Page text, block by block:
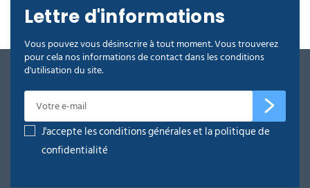
Lettre d'informations
Vous pouvez vous désinscrire à tout moment. Vous trouverez
pour cela nos informations de contact dans les conditions
d'utilisation du site.
J'accepte les conditions générales et la politique de
confidentialité